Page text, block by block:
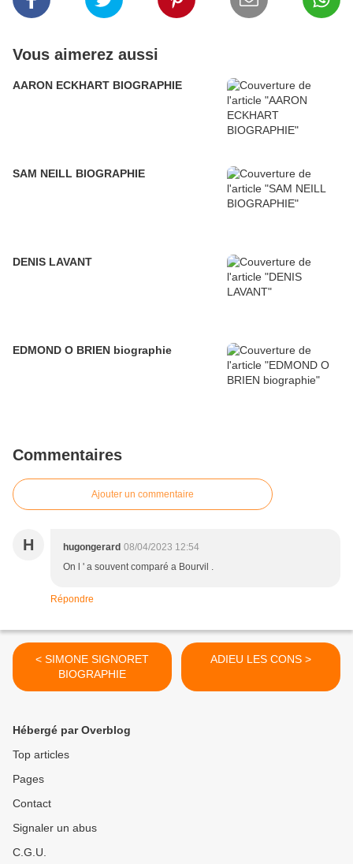
Vous aimerez aussi
AARON ECKHART BIOGRAPHIE
SAM NEILL BIOGRAPHIE
DENIS LAVANT
EDMOND O BRIEN biographie
Commentaires
Ajouter un commentaire
H hugongerard 08/04/2023 12:54
On l ' a souvent comparé a Bourvil .
Répondre
< SIMONE SIGNORET
BIOGRAPHIE
ADIEU LES CONS >
Hébergé par Overblog
Top articles
Pages
Contact
Signaler un abus
C.G.U.